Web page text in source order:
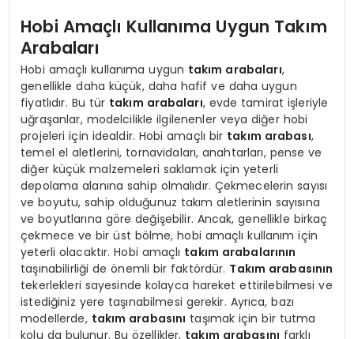
Hobi Amaçlı Kullanıma Uygun Takım
Arabaları
Hobi amaçlı kullanıma uygun takım arabaları,
genellikle daha küçük, daha hafif ve daha uygun
fiyatlıdır. Bu tür takım arabaları, evde tamirat işleriyle
uğraşanlar, modelcilikle ilgilenenler veya diğer hobi
projeleri için idealdir. Hobi amaçlı bir takım arabası,
temel el aletlerini, tornavidaları, anahtarları, pense ve
diğer küçük malzemeleri saklamak için yeterli
depolama alanına sahip olmalıdır. Çekmecelerin sayısı
ve boyutu, sahip olduğunuz takım aletlerinin sayısına
ve boyutlarına göre değişebilir. Ancak, genellikle birkaç
çekmece ve bir üst bölme, hobi amaçlı kullanım için
yeterli olacaktır. Hobi amaçlı takım arabalarının
taşınabilirliği de önemli bir faktördür. Takım arabasının
tekerlekleri sayesinde kolayca hareket ettirilebilmesi ve
istediğiniz yere taşınabilmesi gerekir. Ayrıca, bazı
modellerde, takım arabasını taşımak için bir tutma
kolu da bulunur. Bu özellikler, takım arabasını farklı